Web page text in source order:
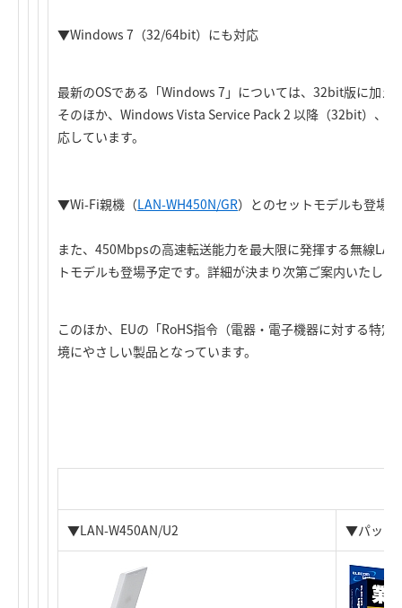
▼Windows 7（32/64bit）にも対応
最新のOSである「Windows 7」については、32bit版に加え
そのほか、Windows Vista Service Pack 2 以降（32bit）、
応しています。
▼Wi-Fi親機（LAN-WH450N/GR）とのセットモデルも登場
また、450Mbpsの高速転送能力を最大限に発揮する無線
トモデルも登場予定です。詳細が決まり次第ご案内いたしま
このほか、EUの「RoHS指令（電器・電子機器に対する特
境にやさしい製品となっています。
▼LAN-W450AN/U2 ▼パッケ